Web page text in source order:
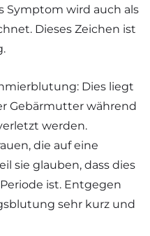
Symptom wird auch als
Dieses Zeichen ist
Dies liegt
Gebärmutter während
werden.
die auf eine
sie glauben, dass dies
ist. Entgegen
sehr kurz und